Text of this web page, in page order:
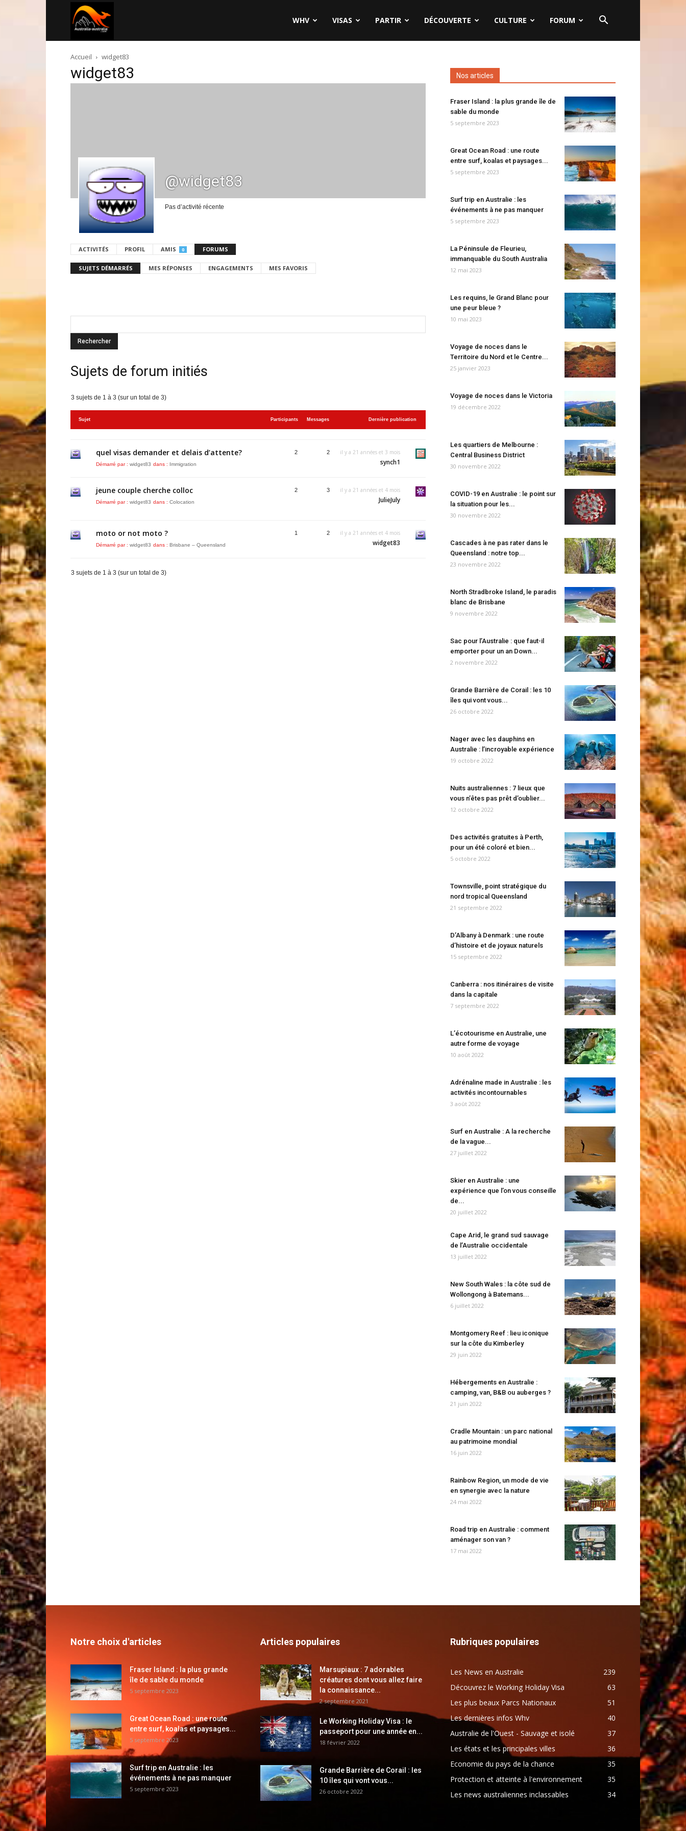
australie.com
WHV VISAS PARTIR DÉCOUVERTE CULTURE FORUM
Accueil widget83
widget83
@widget83
Pas d’activité récente
ACTIVITÉS PROFIL AMIS 0 FORUMS
SUJETS DÉMARRÉS MES RÉPONSES ENGAGEMENTS MES FAVORIS
Sujets de forum initiés
3 sujets de 1 à 3 (sur un total de 3)
Sujet Participants Messages Dernière publication
quel visas demander et delais d’attente?
Démarré par : widget83 dans : Immigration
2 2 il y a 21 années et 3 mois
synch1
jeune couple cherche colloc
Démarré par : widget83 dans : Colocation
2 3 il y a 21 années et 4 mois
JulieJuly
moto or not moto ?
Démarré par : widget83 dans : Brisbane – Queensland
1 2 il y a 21 années et 4 mois
widget83
3 sujets de 1 à 3 (sur un total de 3)
Nos articles
Fraser Island : la plus grande île de
sable du monde
5 septembre 2023
Great Ocean Road : une route
entre surf, koalas et paysages...
5 septembre 2023
Surf trip en Australie : les
événements à ne pas manquer
5 septembre 2023
La Péninsule de Fleurieu,
immanquable du South Australia
12 mai 2023
Les requins, le Grand Blanc pour
une peur bleue ?
10 mai 2023
Voyage de noces dans le
Territoire du Nord et le Centre...
25 janvier 2023
Voyage de noces dans le Victoria
19 décembre 2022
Les quartiers de Melbourne :
Central Business District
30 novembre 2022
COVID-19 en Australie : le point sur
la situation pour les...
30 novembre 2022
Cascades à ne pas rater dans le
Queensland : notre top...
23 novembre 2022
North Stradbroke Island, le paradis
blanc de Brisbane
9 novembre 2022
Sac pour l’Australie : que faut-il
emporter pour un an Down...
2 novembre 2022
Grande Barrière de Corail : les 10
îles qui vont vous...
26 octobre 2022
Nager avec les dauphins en
Australie : l’incroyable expérience
19 octobre 2022
Nuits australiennes : 7 lieux que
vous n’êtes pas prêt d’oublier...
12 octobre 2022
Des activités gratuites à Perth,
pour un été coloré et bien...
5 octobre 2022
Townsville, point stratégique du
nord tropical Queensland
21 septembre 2022
D’Albany à Denmark : une route
d’histoire et de joyaux naturels
15 septembre 2022
Canberra : nos itinéraires de visite
dans la capitale
7 septembre 2022
L’écotourisme en Australie, une
autre forme de voyage
10 août 2022
Adrénaline made in Australie : les
activités incontournables
3 août 2022
Surf en Australie : A la recherche
de la vague...
27 juillet 2022
Skier en Australie : une
expérience que l’on vous conseille
de...
20 juillet 2022
Cape Arid, le grand sud sauvage
de l’Australie occidentale
13 juillet 2022
New South Wales : la côte sud de
Wollongong à Batemans...
6 juillet 2022
Montgomery Reef : lieu iconique
sur la côte du Kimberley
29 juin 2022
Hébergements en Australie :
camping, van, B&B ou auberges ?
21 juin 2022
Cradle Mountain : un parc national
au patrimoine mondial
16 juin 2022
Rainbow Region, un mode de vie
en synergie avec la nature
24 mai 2022
Road trip en Australie : comment
aménager son van ?
17 mai 2022
Notre choix d'articles
Fraser Island : la plus grande
île de sable du monde
5 septembre 2023
Great Ocean Road : une route
entre surf, koalas et paysages...
5 septembre 2023
Surf trip en Australie : les
événements à ne pas manquer
5 septembre 2023
Articles populaires
Marsupiaux : 7 adorables
créatures dont vous allez faire
la connaissance...
2 septembre 2021
Le Working Holiday Visa : le
passeport pour une année en...
18 février 2022
Grande Barrière de Corail : les
10 îles qui vont vous...
26 octobre 2022
Rubriques populaires
Les News en Australie
239
Découvrez le Working Holiday Visa
63
Les plus beaux Parcs Nationaux
51
Les dernières infos Whv
40
Australie de l'Ouest - Sauvage et isolé
37
Les états et les principales villes
36
Economie du pays de la chance
35
Protection et atteinte à l'environnement
35
Les news australiennes inclassables
34